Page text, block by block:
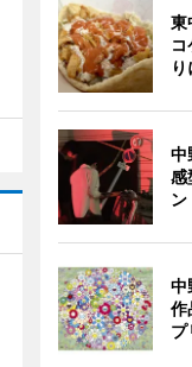
東
中
感
中
作
プ